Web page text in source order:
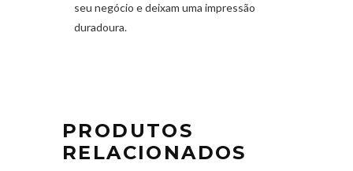
seu negócio e deixam uma impressão
duradoura.
PRODUTOS
RELACIONADOS